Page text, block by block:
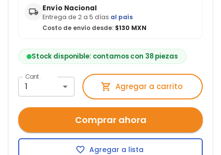
Envío Nacional
Entrega de 2 a 5 días al país
Costo de envío desde: $130 MXN
Stock disponible: contamos con 38 piezas
Cant.
1 Agregar a carrito
Comprar ahora
Agregar a lista